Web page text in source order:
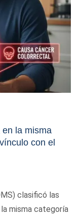
la misma
con el
clasificó las
misma categoría